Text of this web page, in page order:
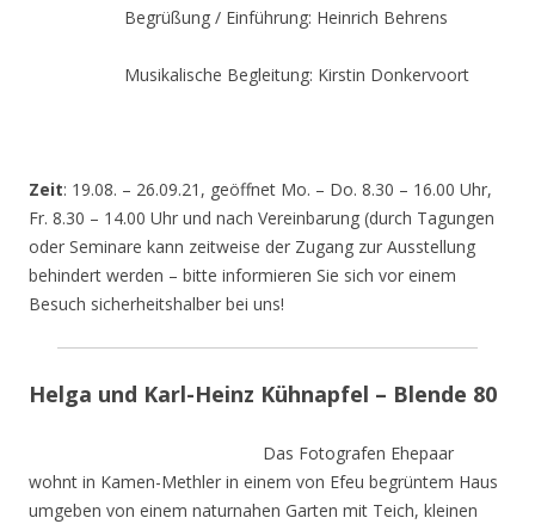
Begrüßung / Einführung: Heinrich Behrens
Musikalische Begleitung: Kirstin Donkervoort
Zeit: 19.08. – 26.09.21, geöffnet Mo. – Do. 8.30 – 16.00 Uhr,
Fr. 8.30 – 14.00 Uhr und nach Vereinbarung (durch Tagungen
oder Seminare kann zeitweise der Zugang zur Ausstellung
behindert werden – bitte informieren Sie sich vor einem
Besuch sicherheitshalber bei uns!
Helga und Karl-Heinz Kühnapfel – Blende 80
Das Fotografen Ehepaar
wohnt in Kamen-Methler in einem von Efeu begrüntem Haus
umgeben von einem naturnahen Garten mit Teich, kleinen